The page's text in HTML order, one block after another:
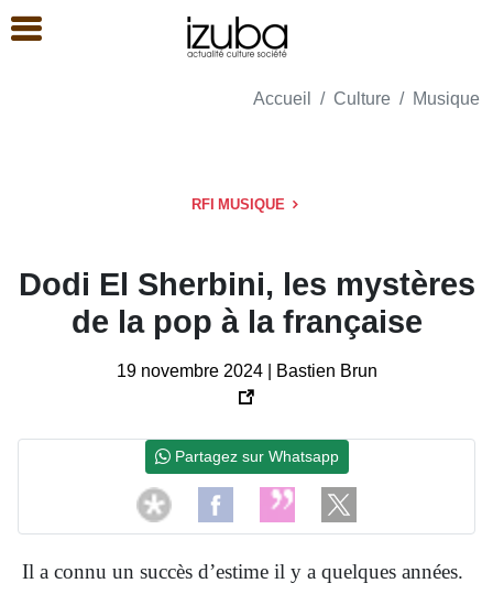
Accueil Culture Musique
RFI MUSIQUE
Dodi El Sherbini, les mystères
de la pop à la française
19 novembre 2024 | Bastien Brun
Il a connu un succès d’estime il y a quelques années.
Partagez sur Whatsapp